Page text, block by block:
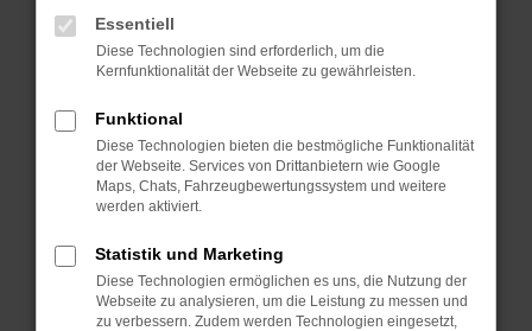
Manche Erweiterungen, wie Werbeblocker,
können das Laden bestimmter Seiten
verhindern. Funktioniert die Seite in einem
Fenster?
Starte dein Gerät neu.
Das kann manchmal helfen, vorübergehende
Probleme zu beheben.
Betriebssystem auf dem neuesten Stand
sind.
Veraltete Software birgt nicht nur ein
Essentiell
Diese Technologien sind erforderlich, um die
Kernfunktionalität der Webseite zu gewährleisten.
Funktional
Diese Technologien bieten die bestmögliche Funktionalität
der Webseite. Services von Drittanbietern wie Google
Maps, Chats, Fahrzeugbewertungssystem und weitere
werden aktiviert.
Statistik und Marketing
Diese Technologien ermöglichen es uns, die Nutzung der
Webseite zu analysieren, um die Leistung zu messen und
zu verbessern. Zudem werden Technologien eingesetzt,